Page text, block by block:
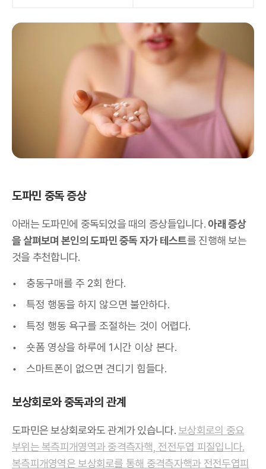
도파민 중독 증상
아래는 도파민에 중독되었을 때의 증상들입니다. 아래 증상
을 살펴보며 본인의 도파민 중독 자가 테스트를 진행해 보는
것을 추천합니다.
충동구매를 주 2회 한다.
특정 행동을 하지 않으면 불안하다.
특정 행동 욕구를 조절하는 것이 어렵다.
숏폼 영상을 하루에 1시간 이상 본다.
스마트폰이 없으면 견디기 힘들다.
보상회로와 중독과의 관계
도파민은 보상회로와도 관계가 있습니다.보상회로의 중요
부위는 복측피개영역과 중격측자핵, 전전두엽 피질입니다.
복측피개영역은 보상회로를 통해 중격측자핵과 전전두엽피